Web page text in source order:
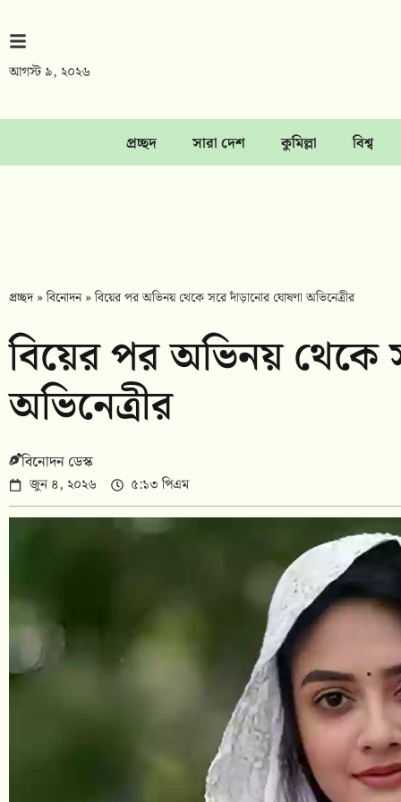
আগস্ট ৯, ২০২৬
প্রচ্ছদ সারা দেশ কুমিল্লা বিশ্ব
প্রচ্ছদ»বিনোদন»বিয়ের পর অভিনয় থেকে সরে দাঁড়ানোর ঘোষণা অভিনেত্রীর
বিয়ের পর অভিনয় থেকে
অভিনেত্রীর
বিনোদন ডেস্ক
জুন ৪, ২০২৬ ৫:১৩ পিএম